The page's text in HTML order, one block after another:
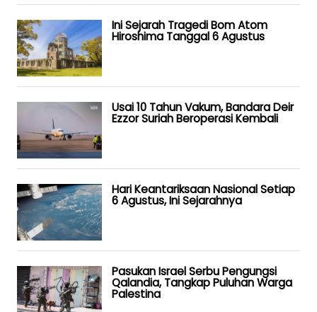
Ini Sejarah Tragedi Bom Atom
Hiroshima Tanggal 6 Agustus
Usai 10 Tahun Vakum, Bandara Deir
Ezzor Suriah Beroperasi Kembali
Hari Keantariksaan Nasional Setiap
6 Agustus, Ini Sejarahnya
Pasukan Israel Serbu Pengungsi
Qalandia, Tangkap Puluhan Warga
Palestina